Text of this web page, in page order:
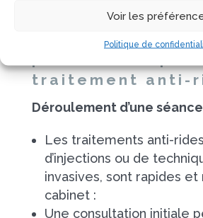
Voir les
Politique de
À quoi s’attendre
traitement anti-
Déroulement d’une séance
Les traitements anti-rides,
d’injections ou de
invasives, sont rapides et
cabinet :
Une consultation initiale